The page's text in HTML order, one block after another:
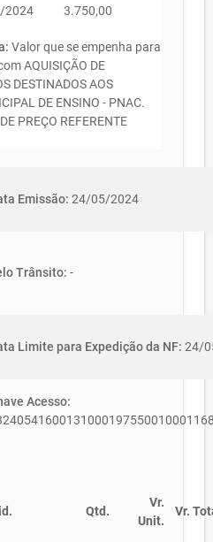
2024
3.750,00
Valor que se empenha para
AQUISIÇÃO DE
DESTINADOS AOS
DE ENSINO - PNAC.
PREÇO REFERENTE
Emissão: 24/05/2024
Trânsito: -
Limite para Expedição da NF: 24/
Acesso:
Qtd.
Vr.
Unit.
Vr.